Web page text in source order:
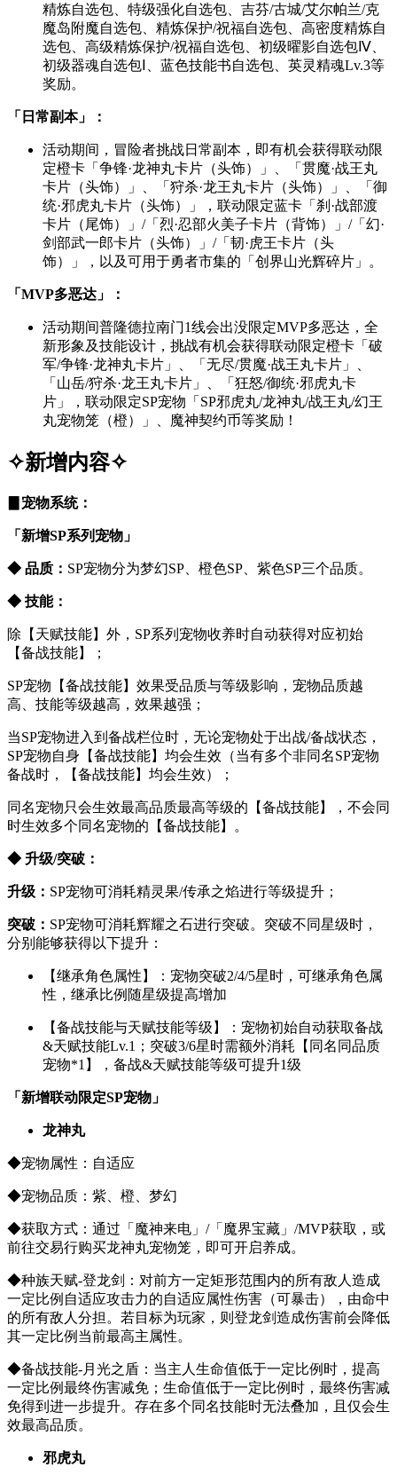
精炼自选包、特级强化自选包、吉芬/古城/艾尔帕兰/克
魔岛附魔自选包、精炼保护/祝福自选包、高密度精炼自
选包、高级精炼保护/祝福自选包、初级曜影自选包Ⅳ、
初级器魂自选包Ⅰ、蓝色技能书自选包、英灵精魂Lv.3等
奖励。
「日常副本」：
活动期间，冒险者挑战日常副本，即有机会获得联动限
定橙卡「争锋·龙神丸卡片（头饰）」、「贯魔·战王丸
卡片（头饰）」、「狩杀·龙王丸卡片（头饰）」、「御
统·邪虎丸卡片（头饰）」，联动限定蓝卡「刹·战部渡
卡片（尾饰）」/「烈·忍部火美子卡片（背饰）」/「幻·
剑部武一郎卡片（头饰）」/「韧·虎王卡片（头
饰）」，以及可用于勇者市集的「创界山光辉碎片」。
「MVP多恶达」：
活动期间普隆德拉南门1线会出没限定MVP多恶达，全
新形象及技能设计，挑战有机会获得联动限定橙卡「破
军/争锋·龙神丸卡片」、「无尽/贯魔·战王丸卡片」、
「山岳/狩杀·龙王丸卡片」、「狂怒/御统·邪虎丸卡
片」，联动限定SP宠物「SP邪虎丸/龙神丸/战王丸/幻王
丸宠物笼（橙）」、魔神契约币等奖励！
✧新增内容✧
宠物系统：
「新增SP系列宠物」
◆ 品质： SP宠物分为梦幻SP、橙色SP、紫色SP三个品质。
◆ 技能：
除【天赋技能】外，SP系列宠物收养时自动获得对应初始
【备战技能】；
SP宠物【备战技能】效果受品质与等级影响，宠物品质越
高、技能等级越高，效果越强；
当SP宠物进入到备战栏位时，无论宠物处于出战/备战状态，
SP宠物自身【备战技能】均会生效（当有多个非同名SP宠物
备战时，【备战技能】均会生效）；
同名宠物只会生效最高品质最高等级的【备战技能】，不会同
时生效多个同名宠物的【备战技能】。
◆ 升级/突破：
升级： SP宠物可消耗精灵果/传承之焰进行等级提升；
突破： SP宠物可消耗辉耀之石进行突破。突破不同星级时，
分别能够获得以下提升：
【继承角色属性】：宠物突破2/4/5星时，可继承角色属
性，继承比例随星级提高增加
【备战技能与天赋技能等级】：宠物初始自动获取备战
&天赋技能Lv.1；突破3/6星时需额外消耗【同名同品质
宠物*1】，备战&天赋技能等级可提升1级
「新增联动限定SP宠物」
龙神丸
◆宠物属性：自适应
◆宠物品质：紫、橙、梦幻
◆获取方式：通过「魔神来电」/「魔界宝藏」/MVP获取，或
前往交易行购买龙神丸宠物笼，即可开启养成。
◆种族天赋-登龙剑：对前方一定矩形范围内的所有敌人造成
一定比例自适应攻击力的自适应属性伤害（可暴击），由命中
的所有敌人分担。若目标为玩家，则登龙剑造成伤害前会降低
其一定比例当前最高主属性。
◆备战技能-月光之盾：当主人生命值低于一定比例时，提高
一定比例最终伤害减免；生命值低于一定比例时，最终伤害减
免得到进一步提升。存在多个同名技能时无法叠加，且仅会生
效最高品质。
邪虎丸